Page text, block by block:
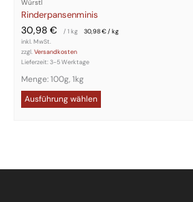
Würstl
Rinderpansenminis
30,98 € / 1 kg 30,98€/kg
inkl. MwSt.
zzgl.Versandkosten
Lieferzeit:3-5 Werktage
Menge: 100g, 1kg
Ausführung wählen